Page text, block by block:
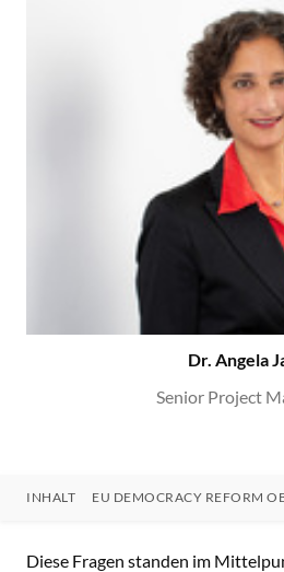
Dr. Angela
Senior Project
INHALT EU DEMOCRACY REFORM
INHALT
Diese Fragen standen im